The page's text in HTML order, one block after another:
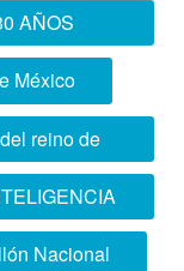
AÑOS
México
reino de
Nacional